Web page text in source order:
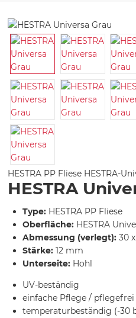
HESTRA PP Fliese HESTRA-
HESTRA
Type: HESTRA PP Fliese
Oberfläche: HESTRA
Abmessung (verlegt): 30
Stärke: 12 mm
Unterseite: Hohl
UV-beständig
einfache Pflege / pflegefrei
temperaturbeständig (-30